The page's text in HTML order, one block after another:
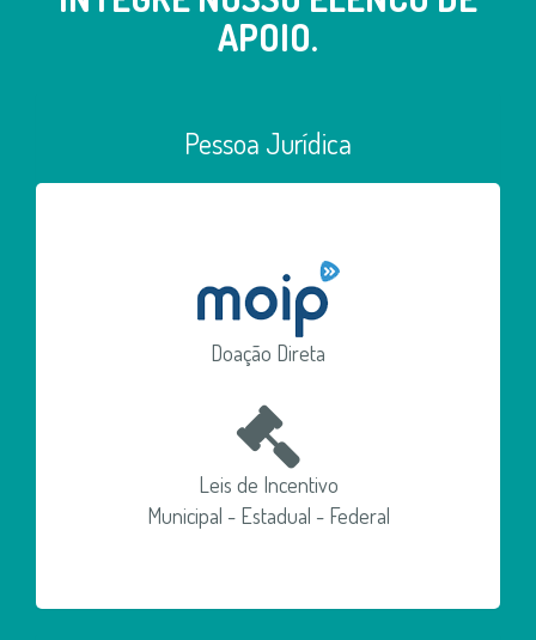
APOIO.
Pessoa Jurídica
Doação Direta
Leis de Incentivo
Municipal - Estadual - Federal